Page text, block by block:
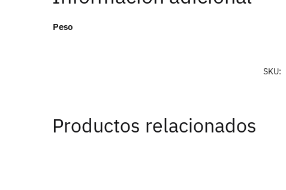
Peso
SKU:
Productos relacionados